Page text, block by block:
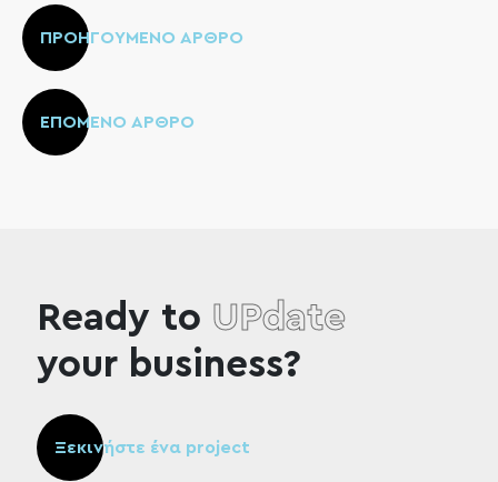
ΠΡΟΗΓΟΥΜΕΝΟ ΑΡΘΡΟ
ΕΠΟΜΕΝΟ ΑΡΘΡΟ
Ready to UPdate
your business?
Ξεκινήστε ένα project